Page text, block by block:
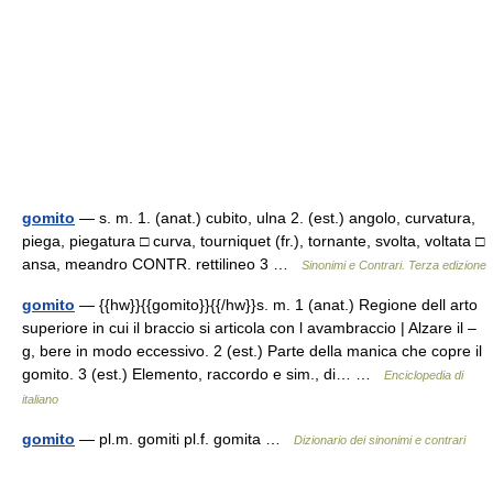
gomito — s. m. 1. (anat.) cubito, ulna 2. (est.) angolo, curvatura,
piega, piegatura □ curva, tourniquet (fr.), tornante, svolta, voltata □
ansa, meandro CONTR. rettilineo 3 …
Sinonimi e Contrari. Terza edizione
gomito — {{hw}}{{gomito}}{{/hw}}s. m. 1 (anat.) Regione dell arto
superiore in cui il braccio si articola con l avambraccio | Alzare il –
g, bere in modo eccessivo. 2 (est.) Parte della manica che copre il
gomito. 3 (est.) Elemento, raccordo e sim., di… …
Enciclopedia di
italiano
gomito — pl.m. gomiti pl.f. gomita … Dizionario dei sinonimi e contrari